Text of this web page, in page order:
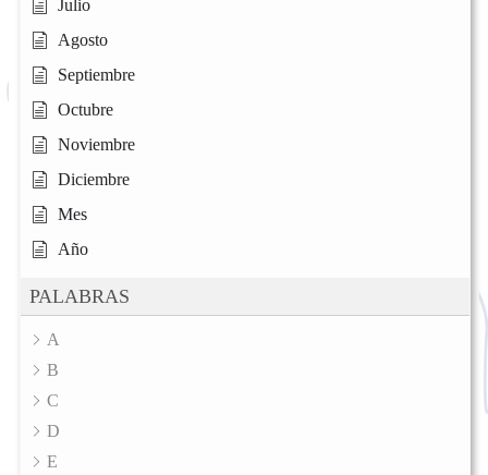
Julio
Agosto
Septiembre
Octubre
Noviembre
Diciembre
Mes
Año
PALABRAS
A
B
C
D
E